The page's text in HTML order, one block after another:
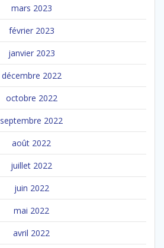
mars 2023
février 2023
janvier 2023
décembre 2022
octobre 2022
septembre 2022
août 2022
juillet 2022
juin 2022
mai 2022
avril 2022